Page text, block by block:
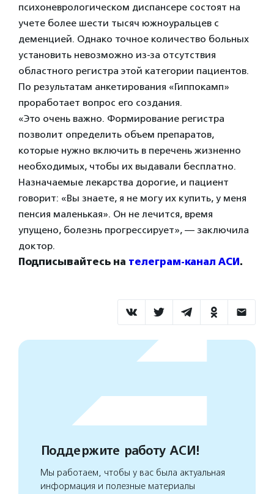
психоневрологическом диспансере состоят на
учете более шести тысяч южноуральцев с
деменцией. Однако точное количество больных
установить невозможно из-за отсутствия
областного регистра этой категории пациентов.
По результатам анкетирования «Гиппокамп»
проработает вопрос его создания.
«Это очень важно. Формирование регистра
позволит определить объем препаратов,
которые нужно включить в перечень жизненно
необходимых, чтобы их выдавали бесплатно.
Назначаемые лекарства дорогие, и пациент
говорит: «Вы знаете, я не могу их купить, у меня
пенсия маленькая». Он не лечится, время
упущено, болезнь прогрессирует», — заключила
доктор.
Подписывайтесь на телеграм-канал АСИ.
Поддержите работу АСИ!
Мы работаем, чтобы у вас была актуальная
информация и полезные материалы